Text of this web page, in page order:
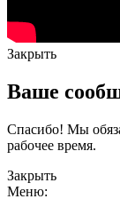
Закрыть
Ваше
Спасибо! Мы
рабочее время.
Закрыть
Меню: